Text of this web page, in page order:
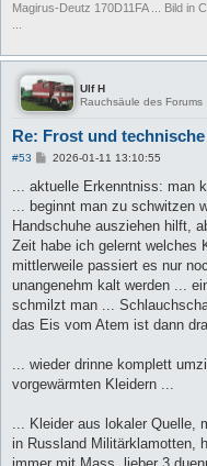
Magirus-Deutz 170D11FA ... Bild in
Ulf H
Rauchsäule des Forums
Re: Frost und
#53
B
i
r
a
2026-01-11 13:10:55
... aktuelle Erkenntniss: man
... beginnt man zu schwitzen
Handschuhe ausziehen hilft,
Zeit habe ich gelernt welches
mittlerweile passiert es nur
unangenehm kalt werden ...
schmilzt man ...
das Eis vom Atem ist dann
... wieder drinne komplett
vorgewärmten Kleidern ...
... Kleider aus lokaler Quelle,
in Russland Militärklamotten,